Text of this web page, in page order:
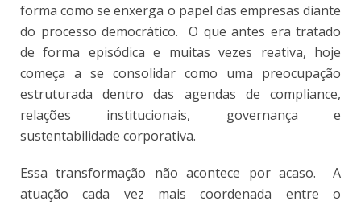
forma como se enxerga o papel das empresas diante
do processo democrático. O que antes era tratado
de forma episódica e muitas vezes reativa, hoje
começa a se consolidar como uma preocupação
estruturada dentro das agendas de compliance,
relações institucionais, governança e
sustentabilidade corporativa.
Essa transformação não acontece por acaso. A
atuação cada vez mais coordenada entre o